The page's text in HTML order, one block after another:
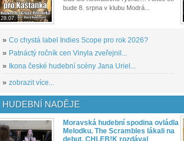
28.07.
bude 8. srpna v klubu Modrá...
» Co chystá label Indies Scope pro rok 2026?
» Patnáctý ročník cen Vinyla zveřejnil...
»
Ikona české hudební scény Jana Uriel...
» zobrazit více...
HUDEBNÍ NADĚJE
Moravská hudební spodina ovládla
Melodku. The Scrambles lákali na